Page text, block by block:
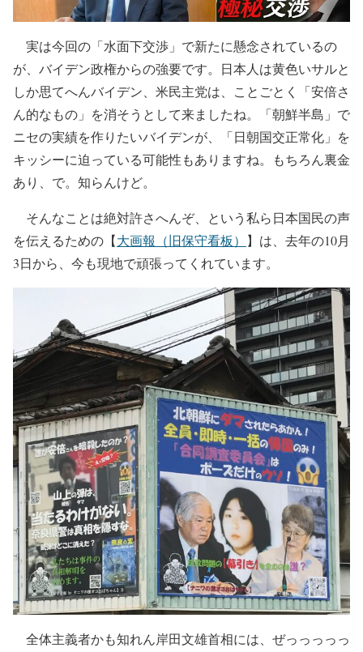
実は今回の「水面下交渉」で新たに懸念されているの
が、バイデン政権からの強要です。日本人は黄色いサルと
しか思てへんバイデン、米民主党は、ことごとく「安倍さ
ん的なもの」を消そうとして来ましたね。「朝鮮半島」で
ニセの実績を作りたいバイデンが、「日朝国交正常化」を
キッシーに迫っている可能性もありますね。もちろん裏金
あり、で。知らんけど。
そんなことは絶対許さへんぞ、という私ら日本国民の声
を伝えるための【大画報（旧保守看板） 】は、去年の10月
3日から、今も現地で頑張ってくれています。
全体主義者かも知れん岸田文雄首相には、ぜっっっっっ